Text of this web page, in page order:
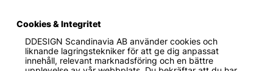
© DDESIGN. Alla rättigheter reserverade.
Om oss|Privacy policy|Cookiepolicy|Köp- och
Cookies & Integritet
DDESIGN Scandinavia ABanvänder cookies och
liknande lagringstekniker för att ge dig anpassat
innehåll, relevant marknadsföring och en bättre